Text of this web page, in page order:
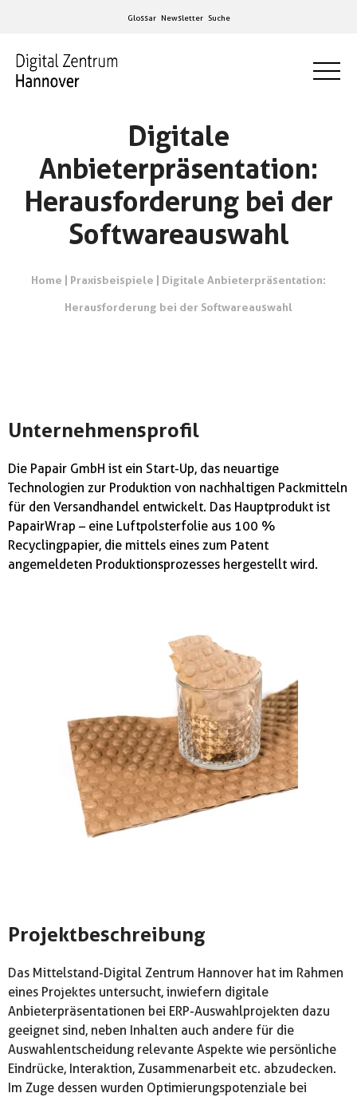
Glossar Newsletter Suche
Digitale
Anbieterpräsentation:
Herausforderung bei der
Softwareauswahl
Home | Praxisbeispiele | Digitale Anbieterpräsentation:
Herausforderung bei der Softwareauswahl
Unternehmensprofil
Die Papair GmbH ist ein Start-Up, das neuartige
Technologien zur Produktion von nachhaltigen Packmitteln
für den Versandhandel entwickelt. Das Hauptprodukt ist
PapairWrap – eine Luftpolsterfolie aus 100 %
Recyclingpapier, die mittels eines zum Patent
angemeldeten Produktionsprozesses hergestellt wird.
Projektbeschreibung
Das Mittelstand-Digital Zentrum Hannover hat im Rahmen
eines Projektes untersucht, inwiefern digitale
Anbieterpräsentationen bei ERP-Auswahlprojekten dazu
geeignet sind, neben Inhalten auch andere für die
Auswahlentscheidung relevante Aspekte wie persönliche
Eindrücke, Interaktion, Zusammenarbeit etc. abzudecken.
Im Zuge dessen wurden Optimierungspotenziale bei